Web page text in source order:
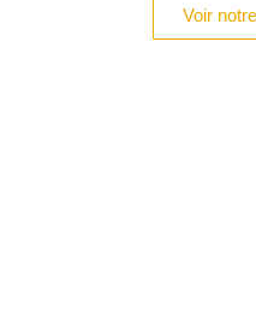
Voir